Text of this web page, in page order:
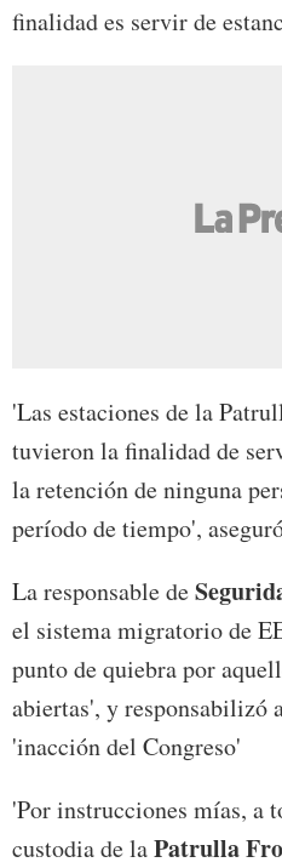
finalidad es servir de
'Las estaciones de la
tuvieron la finalidad de
la retención de ninguna
período de tiempo',
La responsable de
el sistema migratorio de
punto de quiebra por
abiertas', y responsabilizó
'inacción del Congreso'
'Por instrucciones mías, a
custodia de laPatrulla